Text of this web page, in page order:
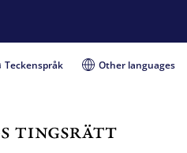
Teckenspråk Other languages